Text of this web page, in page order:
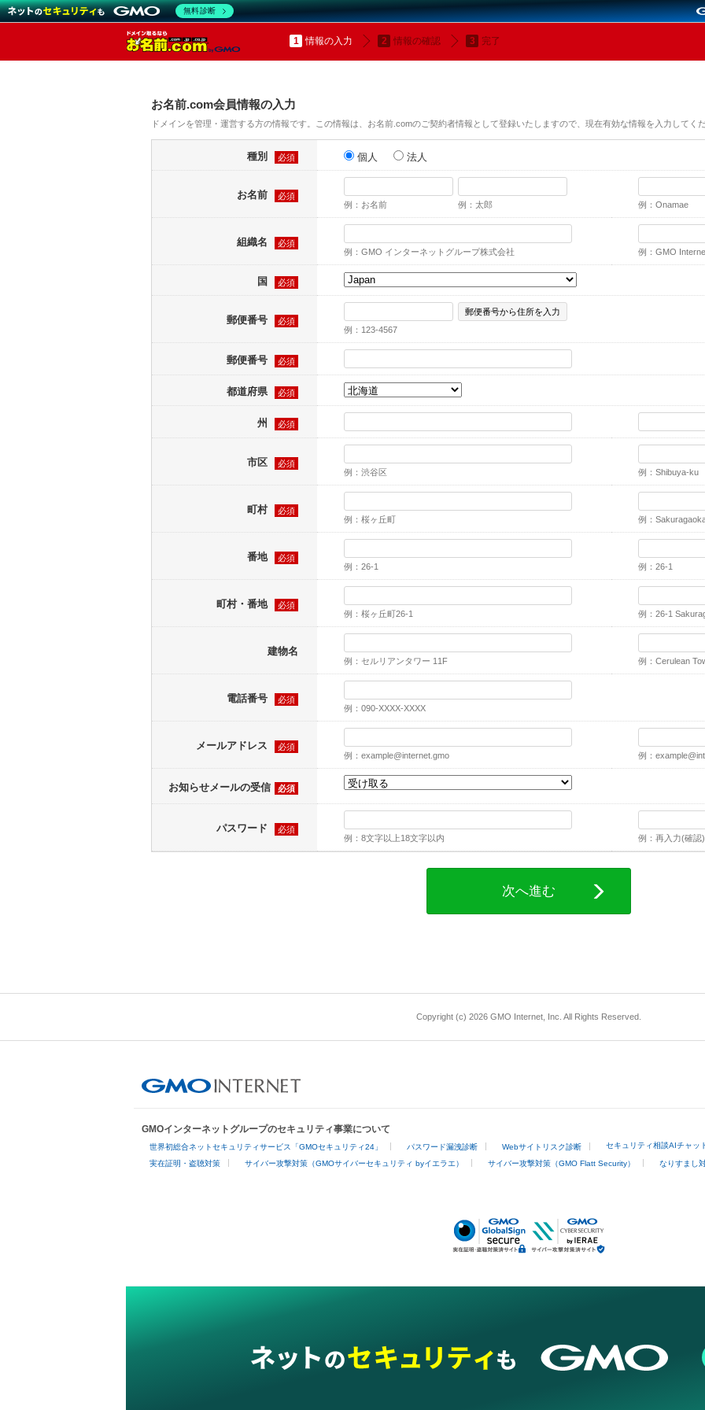
情報の入力 情報の確認 完了
お名前.com会員情報の入力
ドメインを管理・運営する方の情報です。この情報は、お名前.comのご契約者情報として登録いたしますので、現在有効な情報を入力してくだ
種別 必須 個人 法人
お名前
必須
例：お名前
例：太郎 例：Onamae
組織名
必須
例：GMO インターネットグループ株式会社
例：GMO
国 必須
郵便番号
必須
例：123-4567
郵便番号から住所を入力
郵便番号 必須
都道府県 必須
州 必須
市区
必須
例：渋谷区
例：Shibuya-ku
町村
必須
例：桜ヶ丘町
例：
番地
必須
例：26-1
例：26-1
町村・番地
必須
例：桜ヶ丘町26-1
例：26-1
建物名
例：セルリアンタワー 11F 例：Cerulean
電話番号
必須
例：090-XXXX-XXXX
メールアドレス
必須
例： example@internet.gmo 例：
お知らせメールの受信 必須
パスワード
必須
例：8文字以上18文字以内
例：再入力(確認)
次へ進む
Copyright (c) 2026 GMO Internet, Inc. All Rights Reserved.
GMOインターネットグループのセキュリティ事業について
世界初総合ネットセキュリティサービス「GMOセキュリティ24」 パスワード漏洩診断 Webサイトリスク診断 セキュリティ相談AIチャッ
実在証明・盗聴対策 サイバー攻撃対策（GMOサイバーセキュリティ byイエラエ） サイバー攻撃対策（GMO Flatt Security） なりすまし
無料診断